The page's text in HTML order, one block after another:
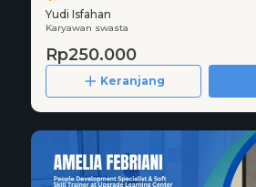
Yudi Isfahan
Karyawan swasta
Rp250.000
Keranjang